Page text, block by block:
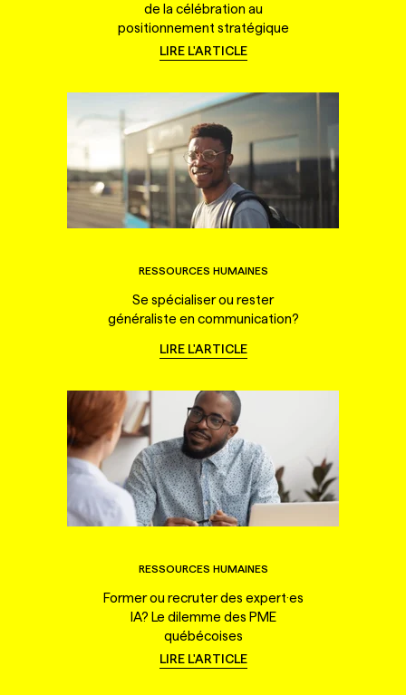
de la célébration au
positionnement stratégique
LIRE L'ARTICLE
RESSOURCES HUMAINES
Se spécialiser ou rester
généraliste en communication?
LIRE L'ARTICLE
RESSOURCES HUMAINES
Former ou recruter des expert·es
IA? Le dilemme des PME
québécoises
LIRE L'ARTICLE